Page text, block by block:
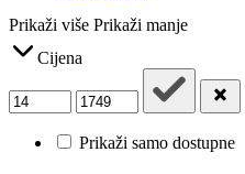
Prikaži više Prikaži manje
Cijena
Prikaži samo dostupne